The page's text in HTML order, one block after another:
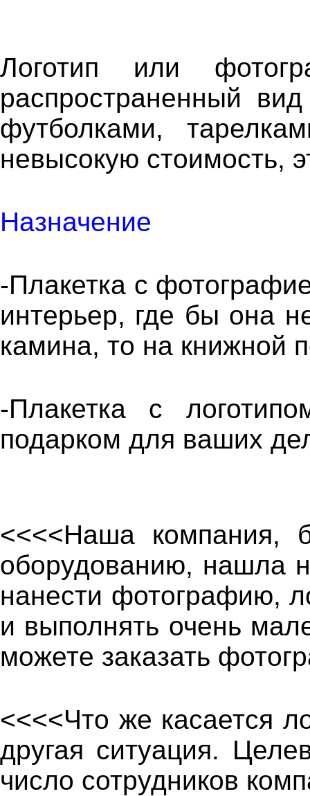
Логотип или
распространенный
футболками,
невысокую стоимость,
Назначение
-Плакетка с
интерьер, где бы она
камина, то на книжной
-Плакетка с
подарком для ваших
<<<<Наша компания,
оборудованию, нашла
нанести фотографию,
и выполнять очень
можете заказать
<<<<Что же касается
другая ситуация.
число сотрудников